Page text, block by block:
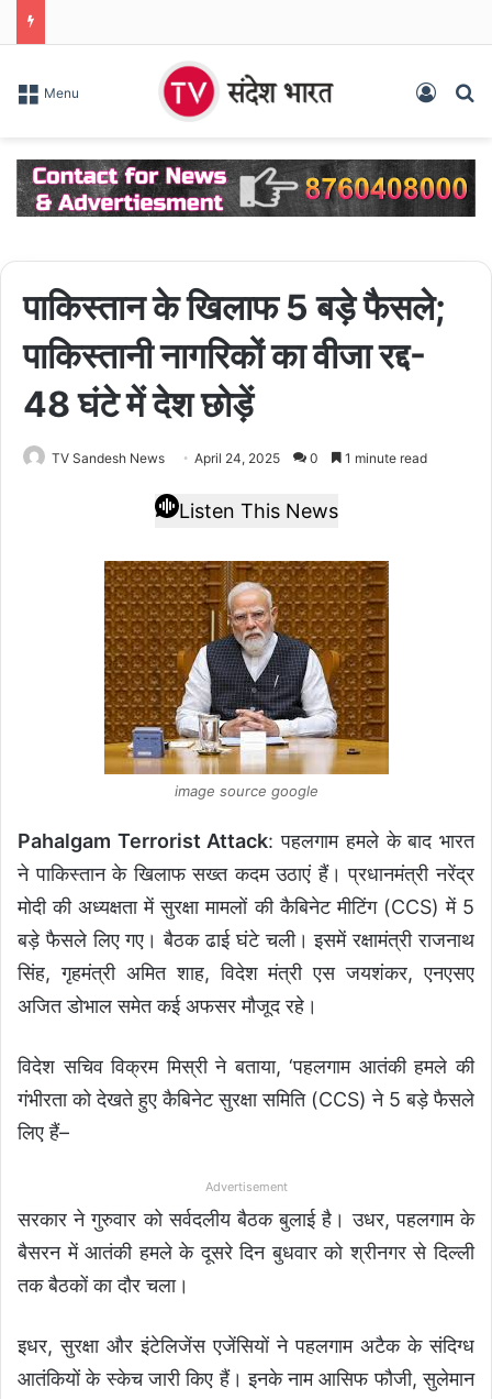
Menu Log In
पाकिस्तान के खिलाफ 5 बड़े फैसले;
पाकिस्तानी नागरिकों का वीजा रद्द-
48 घंटे में देश छोड़ें
TV Sandesh News April 24, 2025 0 1 minute read
Listen This News
image source google
Pahalgam Terrorist Attack: पहलगाम हमले के बाद भारत
ने पाकिस्तान के खिलाफ सख्त कदम उठाएं हैं। प्रधानमंत्री नरेंद्र
मोदी की अध्यक्षता में सुरक्षा मामलों की कैबिनेट मीटिंग (CCS) में 5
बड़े फैसले लिए गए। बैठक ढाई घंटे चली। इसमें रक्षामंत्री राजनाथ
सिंह, गृहमंत्री अमित शाह, विदेश मंत्री एस जयशंकर, एनएसए
अज‍ित डोभाल समेत कई अफसर मौजूद रहे।
विदेश सचिव विक्रम मिस्री ने बताया, ‘पहलगाम आतंकी हमले की
गंभीरता को देखते हुए कैबिनेट सुरक्षा समिति (CCS) ने 5 बड़े फैसले
लिए हैं–
Advertisement
सरकार ने गुरुवार को सर्वदलीय बैठक बुलाई है। उधर, पहलगाम के
बैसरन में आतंकी हमले के दूसरे दिन बुधवार को श्रीनगर से दिल्ली
तक बैठकों का दौर चला।
इधर, सुरक्षा और इंटेलिजेंस एजेंसियों ने पहलगाम अटैक के संदिग्ध
आतंकियों के स्केच जारी किए हैं। इनके नाम आसिफ फौजी, सुलेमान